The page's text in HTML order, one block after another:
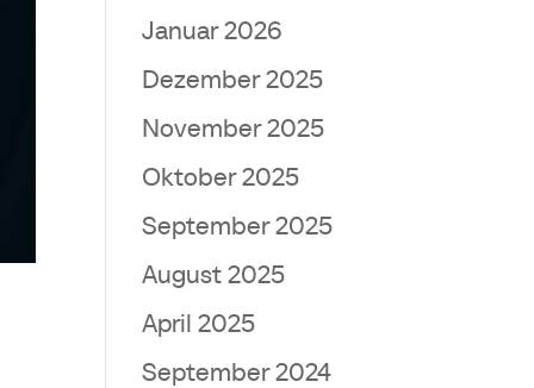
Januar 2026
Dezember 2025
November 2025
Oktober 2025
September 2025
August 2025
April 2025
September 2024